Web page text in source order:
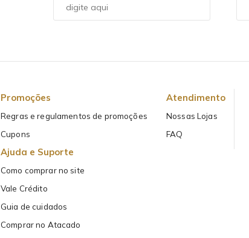
Promoções
Regras e regulamentos de promoções
Cupons
Ajuda e Suporte
Como comprar no site
Vale Crédito
Guia de cuidados
Comprar no Atacado
Atendimento
Nossas Lojas
FAQ